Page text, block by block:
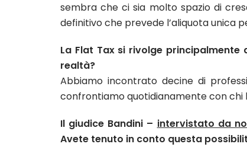
sembra che ci sia molto spazio di
definitivo che prevede l’aliquota unica
La Flat Tax si rivolge
realtà?
Abbiamo incontrato decine di
confrontiamo quotidianamente con chi
Il giudice Bandini – intervistato da
Avete tenuto in conto questa